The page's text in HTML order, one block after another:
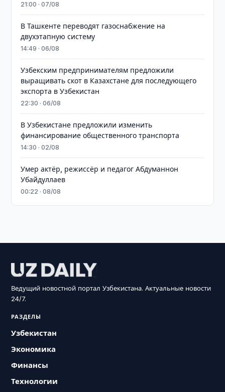
21:00 · 07/08
В Ташкенте переводят газоснабжение на
двухэтапную систему
14:49 · 06/08
Узбекским предпринимателям предложили
выращивать скот в Казахстане для последующего
экспорта в Узбекистан
22:30 · 06/08
В Узбекистане предложили изменить
финансирование общественного транспорта
14:30 · 02/08
Умер актёр, режиссёр и педагог Абдуманнон
Убайдуллаев
00:22 · 08/08
Ведущий новостной портал Узбекистана. Актуальные новости
24/7.
РАЗДЕЛЫ
Узбекистан
Экономика
Финансы
Технологии